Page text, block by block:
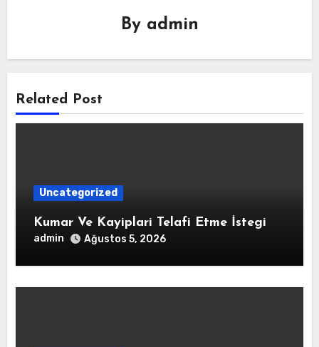
By admin
Related Post
Uncategorized
Kumar Ve Kayiplari Telafi Etme İstegi
admin Ağustos 5, 2026